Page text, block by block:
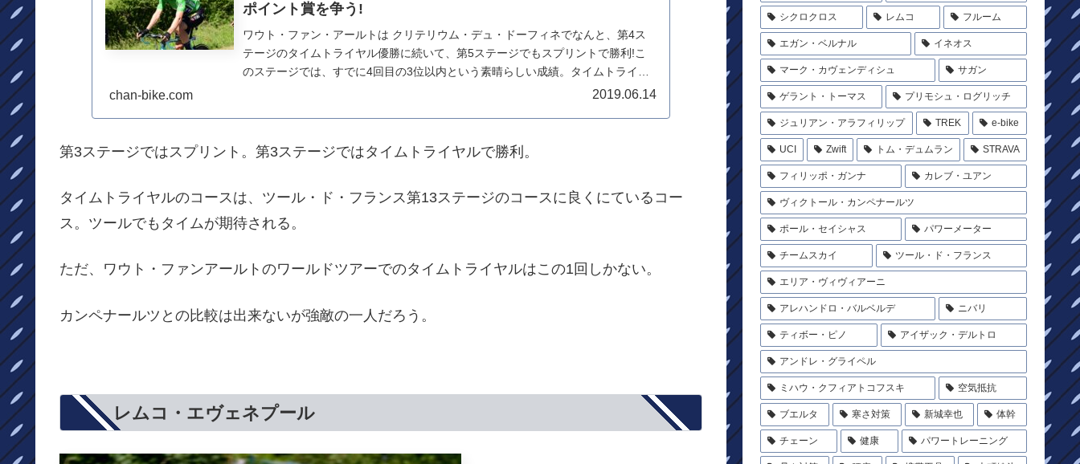
ポイント賞を争う!
ワウト・ファン・アールトは クリテリウム・デュ・ドーフィネでなんと、第4ス
テージのタイムトライヤル優勝に続いて、第5ステージでもスプリントで勝利!こ
のステージでは、すでに4回目の3位以内という素晴らしい成績。タイムトライヤ
chan-bike.com 2019.06.14
第3ステージではスプリント。第3ステージではタイムトライヤルで勝利。
タイムトライヤルのコースは、ツール・ド・フランス第13ステージのコースに良くにているコー
ス。ツールでもタイムが期待される。
ただ、ワウト・ファンアールトのワールドツアーでのタイムトライヤルはこの1回しかない。
カンペナールツとの比較は出来ないが強敵の一人だろう。
レムコ・エヴェネプール
シクロクロス レムコ フルーム
エガン・ベルナル イネオス
マーク・カヴェンディシュ サガン
ゲラント・トーマス プリモシュ・ログリッチ
ジュリアン・アラフィリップ TREK e-bike
UCI Zwift トム・デュムラン STRAVA
フィリッポ・ガンナ カレブ・ユアン
ヴィクトール・カンペナールツ
ポール・セイシャス パワーメーター
チームスカイ ツール・ド・フランス
エリア・ヴィヴィアーニ
アレハンドロ・バルベルデ ニバリ
ティボー・ピノ アイザック・デルトロ
アンドレ・グライペル
ミハウ・クフィアトコフスキ 空気抵抗
ブエルタ 寒さ対策 新城幸也 体幹
チェーン 健康 パワートレーニング